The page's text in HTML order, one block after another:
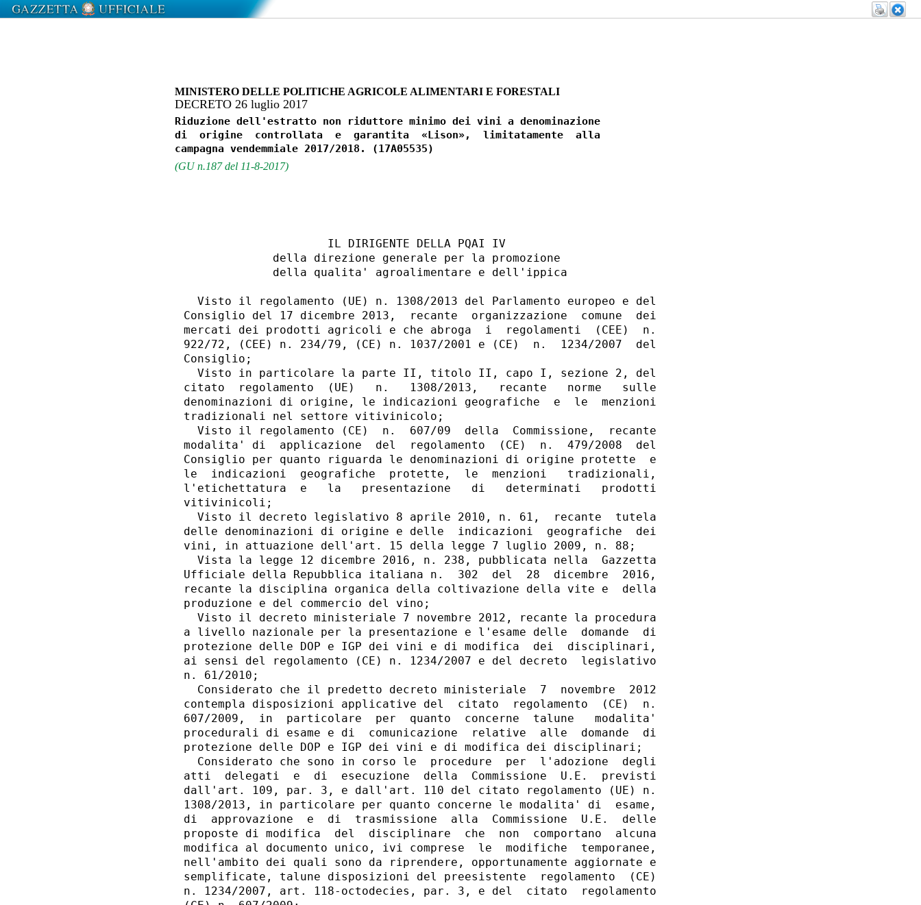
MINISTERO DELLE POLITICHE AGRICOLE ALIMENTARI E FORESTALI
DECRETO 26 luglio 2017
Riduzione dell'estratto non riduttore minimo dei vini a denominazione
di  origine  controllata  e  garantita  «Lison»,  limitatamente  alla
(GU n.187 del 11-8-2017)
                     IL DIRIGENTE DELLA PQAI IV
             della direzione generale per la promozione
             della qualita' agroalimentare e dell'ippica
  Visto il regolamento (UE) n. 1308/2013 del Parlamento europeo e del
Consiglio del 17 dicembre 2013,  recante  organizzazione  comune  dei
mercati dei prodotti agricoli e che abroga  i  regolamenti  (CEE)  n.
922/72, (CEE) n. 234/79, (CE) n. 1037/2001 e (CE)  n.  1234/2007  del
Consiglio;
  Visto in particolare la parte II, titolo II, capo I, sezione 2, del
citato  regolamento  (UE)   n.   1308/2013,   recante   norme   sulle
denominazioni di origine, le indicazioni geografiche  e  le  menzioni
tradizionali nel settore vitivinicolo;
  Visto il regolamento (CE)  n.  607/09  della  Commissione,  recante
modalita' di  applicazione  del  regolamento  (CE)  n.  479/2008  del
Consiglio per quanto riguarda le denominazioni di origine protette  e
le  indicazioni  geografiche  protette,  le  menzioni   tradizionali,
l'etichettatura  e   la   presentazione   di   determinati   prodotti
vitivinicoli;
  Visto il decreto legislativo 8 aprile 2010, n. 61,  recante  tutela
delle denominazioni di origine e delle  indicazioni  geografiche  dei
vini, in attuazione dell'art. 15 della legge 7 luglio 2009, n. 88;
  Vista la legge 12 dicembre 2016, n. 238, pubblicata nella  Gazzetta
Ufficiale della Repubblica italiana n.  302  del  28  dicembre  2016,
recante la disciplina organica della coltivazione della vite e  della
produzione e del commercio del vino;
  Visto il decreto ministeriale 7 novembre 2012, recante la procedura
a livello nazionale per la presentazione e l'esame delle  domande  di
protezione delle DOP e IGP dei vini e di modifica  dei  disciplinari,
ai sensi del regolamento (CE) n. 1234/2007 e del decreto  legislativo
n. 61/2010;
  Considerato che il predetto decreto ministeriale  7  novembre  2012
contempla disposizioni applicative del  citato  regolamento  (CE)  n.
607/2009,  in  particolare  per  quanto  concerne  talune   modalita'
procedurali di esame e di  comunicazione  relative  alle  domande  di
protezione delle DOP e IGP dei vini e di modifica dei disciplinari;
  Considerato che sono in corso le  procedure  per  l'adozione  degli
atti  delegati  e  di  esecuzione  della  Commissione  U.E.  previsti
dall'art. 109, par. 3, e dall'art. 110 del citato regolamento (UE) n.
1308/2013, in particolare per quanto concerne le modalita' di  esame,
di  approvazione  e  di  trasmissione  alla  Commissione  U.E.  delle
proposte di modifica  del  disciplinare  che  non  comportano  alcuna
modifica al documento unico, ivi comprese  le  modifiche  temporanee,
nell'ambito dei quali sono da riprendere, opportunamente aggiornate e
semplificate, talune disposizioni del preesistente  regolamento  (CE)
n. 1234/2007, art. 118-octodecies, par. 3, e del  citato  regolamento